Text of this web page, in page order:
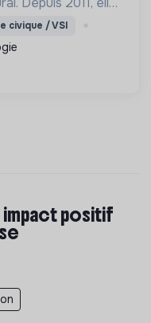
forêt et de la
et en France
civique / VSI
impact positif